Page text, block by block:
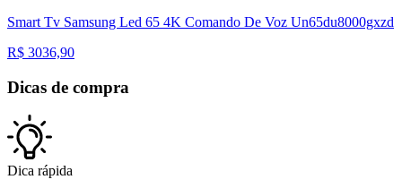
Smart Tv Samsung Led 65 4K Comando De Voz Un65du8000gxzd
R$ 3036,90
Dicas de compra
Dica rápida